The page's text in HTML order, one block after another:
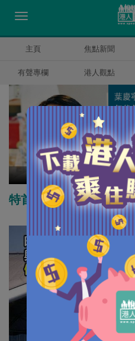
主頁 焦點新聞
有聲專欄 港人觀點
葉慶寧
葉慶
年代
酒
務
文，
年初
助亞
視
境求
生現
行代
區選
協會
特首何須用特權